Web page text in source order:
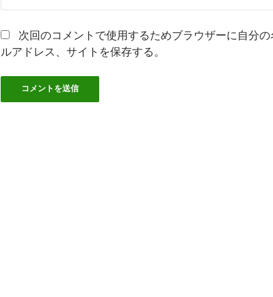
次回のコメントで使用するためブラウザーに自分
ルアドレス、サイトを保存する。